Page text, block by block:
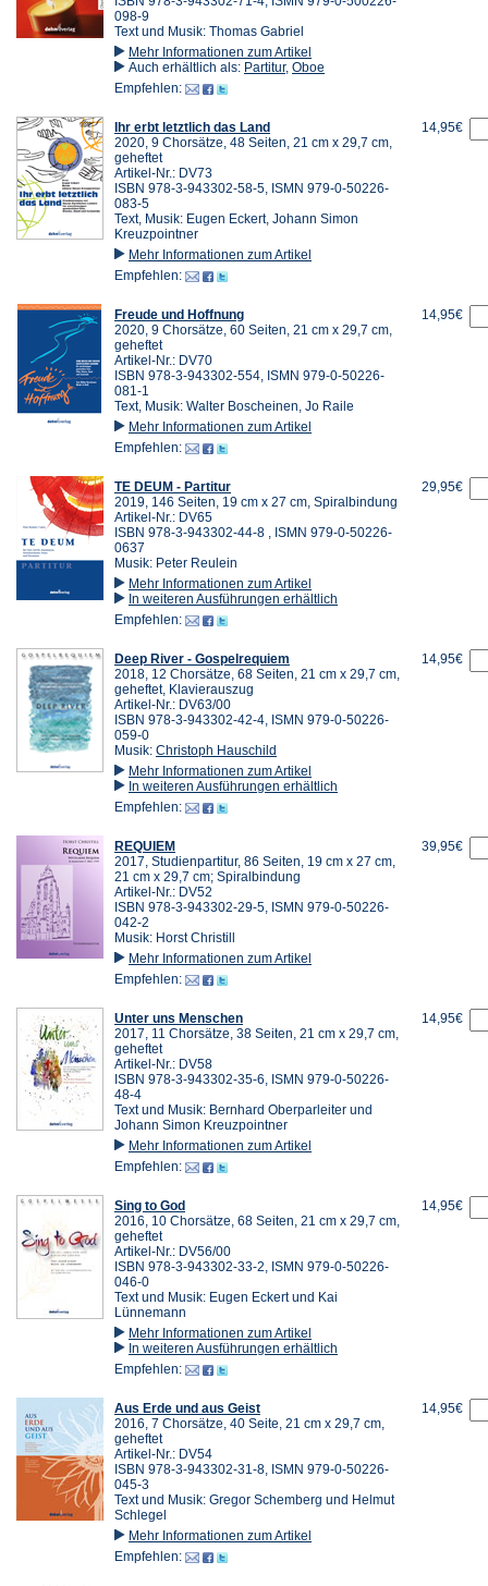
098-9
Text und Musik: Thomas Gabriel
Mehr Informationen zum Artikel
Auch erhältlich als: Partitur, Oboe
Empfehlen:
Ihr erbt letztlich das Land
2020, 9 Chorsätze, 48 Seiten, 21 cm x 29,7 cm,
geheftet
Artikel-Nr.: DV73
ISBN 978-3-943302-58-5, ISMN 979-0-50226-
083-5
Text, Musik: Eugen Eckert, Johann Simon
Kreuzpointner
Mehr Informationen zum Artikel
Empfehlen:
14,95€
Freude und Hoffnung
2020, 9 Chorsätze, 60 Seiten, 21 cm x 29,7 cm,
geheftet
Artikel-Nr.: DV70
ISBN 978-3-943302-554, ISMN 979-0-50226-
081-1
Text, Musik: Walter Boscheinen, Jo Raile
Mehr Informationen zum Artikel
Empfehlen:
14,95€
TE DEUM - Partitur
2019, 146 Seiten, 19 cm x 27 cm, Spiralbindung
Artikel-Nr.: DV65
ISBN 978-3-943302-44-8 , ISMN 979-0-50226-
0637
Musik: Peter Reulein
Mehr Informationen zum Artikel
In weiteren Ausführungen erhältlich
Empfehlen:
29,95€
Deep River - Gospelrequiem
2018, 12 Chorsätze, 68 Seiten, 21 cm x 29,7 cm,
geheftet, Klavierauszug
Artikel-Nr.: DV63/00
ISBN 978-3-943302-42-4, ISMN 979-0-50226-
059-0
Musik: Christoph Hauschild
Mehr Informationen zum Artikel
In weiteren Ausführungen erhältlich
Empfehlen:
14,95€
REQUIEM
2017, Studienpartitur, 86 Seiten, 19 cm x 27 cm,
21 cm x 29,7 cm; Spiralbindung
Artikel-Nr.: DV52
ISBN 978-3-943302-29-5, ISMN 979-0-50226-
042-2
Musik: Horst Christill
Mehr Informationen zum Artikel
Empfehlen:
39,95€
Unter uns Menschen
2017, 11 Chorsätze, 38 Seiten, 21 cm x 29,7 cm,
geheftet
Artikel-Nr.: DV58
ISBN 978-3-943302-35-6, ISMN 979-0-50226-
48-4
Text und Musik: Bernhard Oberparleiter und
Johann Simon Kreuzpointner
Mehr Informationen zum Artikel
Empfehlen:
14,95€
Sing to God
2016, 10 Chorsätze, 68 Seiten, 21 cm x 29,7 cm,
geheftet
Artikel-Nr.: DV56/00
ISBN 978-3-943302-33-2, ISMN 979-0-50226-
046-0
Text und Musik: Eugen Eckert und Kai
Lünnemann
Mehr Informationen zum Artikel
In weiteren Ausführungen erhältlich
Empfehlen:
14,95€
Aus Erde und aus Geist
2016, 7 Chorsätze, 40 Seite, 21 cm x 29,7 cm,
geheftet
Artikel-Nr.: DV54
ISBN 978-3-943302-31-8, ISMN 979-0-50226-
045-3
Text und Musik: Gregor Schemberg und Helmut
Schlegel
Mehr Informationen zum Artikel
Empfehlen:
14,95€